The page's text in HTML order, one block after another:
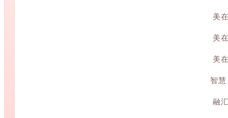
美
美
美
智
融